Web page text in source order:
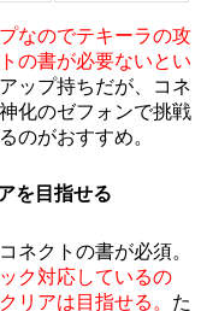
なのでテキーラの攻
の書が必要ないとい
ップ持ちだが、コネ
化のゼフォンで挑戦
のがおすすめ。
を目指せる
ネクトの書が必須。
ク対応しているの
リアは目指せる。 た